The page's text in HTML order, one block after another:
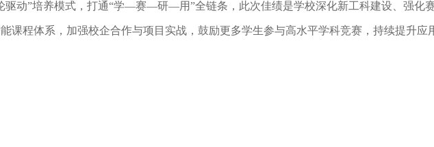
驱动”培养模式，打通“学—赛—研—用”全链条，此次佳绩是学校深化新工科建设、强化
课程体系，加强校企合作与项目实战，鼓励更多学生参与高水平学科竞赛，持续提升应